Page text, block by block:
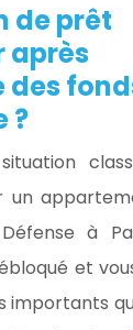
de prêt
après
?
un
à
et
importants